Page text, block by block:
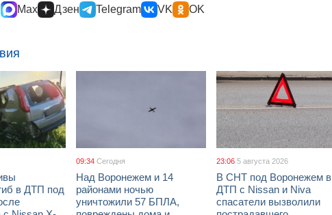
Max Дзен Telegram VK OK
в ДТП под
09:34 Сегодня
Над Воронежем и 14
районами ночью
уничтожили 57 БПЛА,
23:06 5 августа 2026
В СНТ под Воронежем в
ДТП с Nissan и Niva
спасатели вызволили